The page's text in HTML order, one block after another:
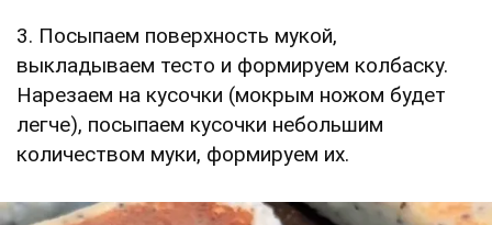
3. Посыпаем поверхность мукой,
выкладываем тесто и формируем колбаску.
Нарезаем на кусочки (мокрым ножом будет
легче), посыпаем кусочки небольшим
количеством муки, формируем их.